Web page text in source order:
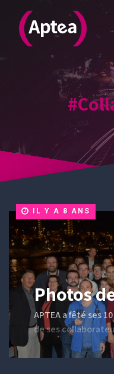
IL Y A 8 ANS
Photos
APTEA a fêté ses
de ses